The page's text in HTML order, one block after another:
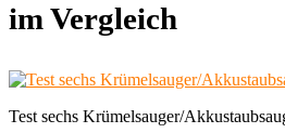
im Vergleich
Test sechs Krümelsauger/